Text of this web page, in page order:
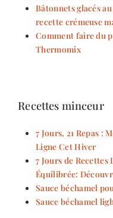
Bâtonnets glacés
recette crémeuse
Comment faire du
Thermomix
Recettes minceur
7 Jours, 21 Repas :
Ligne Cet Hiver
7 Jours de Recettes
Équilibrée:
Sauce béchamel
Sauce béchamel